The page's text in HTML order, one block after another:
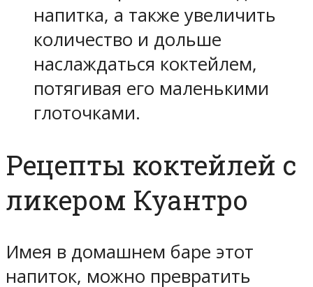
напитка, а также увеличить
количество и дольше
наслаждаться коктейлем,
потягивая его маленькими
глоточками.
Рецепты коктейлей с
ликером Куантро
Имея в домашнем баре этот
напиток, можно превратить